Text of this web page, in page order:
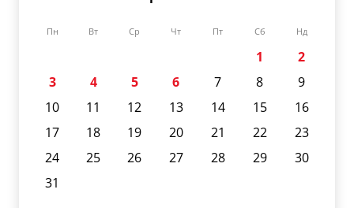
Пн Вт Ср Чт Пт Сб Нд
1
2
3
4 5 6 7 8
9
10
11 12 13 14 15
16
17
18 19 20 21 22
23
24
25 26 27 28 29
30
31